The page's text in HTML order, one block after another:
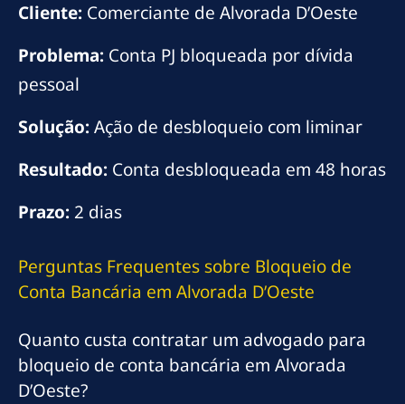
Cliente: Comerciante de Alvorada D’Oeste
Problema: Conta PJ bloqueada por dívida
pessoal
Solução:Ação de desbloqueio com liminar
Resultado: Conta desbloqueada em 48 horas
Prazo: 2 dias
Perguntas Frequentes sobre Bloqueio de
Conta Bancária em Alvorada D’Oeste
Quanto custa contratar um advogado para
bloqueio de conta bancária em Alvorada
D’Oeste?